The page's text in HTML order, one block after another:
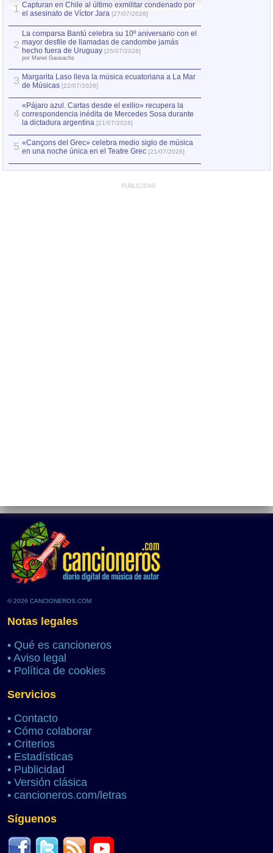
1 Capturan en Chile al último exmilitar condenado por
el asesinato de Víctor Jara [27/07/2026]
2
La comparsa Bantú celebra su 10º aniversario con el
mayor desfile de llamadas de candombe jamás
hecho fuera de Uruguay [25/07/2026]
por Manel Gausachs
3 Margarita Laso lleva la música ecuatoriana a La Mar
de Músicas [22/07/2026]
4
«Pájaro azul. Cartas desde el exilio» recupera la
correspondencia inédita de Mercedes Sosa durante
la dictadura argentina [21/07/2026]
5 «Cançons del Grec» celebra medio siglo de música
en una noche única en el Teatre Grec [21/07/2026]
PUBLICIDAD
© 2026 CANCIONEROS.COM
Notas legales
• Qué es cancioneros
• Aviso legal
• Política de cookies
Servicios
• Contacto
• Cómo colaborar
• Criterios
• Estadísticas
• Publicidad
• Versión clásica
• cancioneros.com/letras
Síguenos